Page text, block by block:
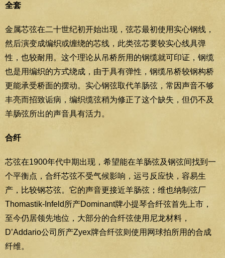
全套
金属芯弦在二十世纪初开始出现，弦芯最初使用实心钢线，
然后演变成编织或缠绕的芯线，此类弦芯要较实心线具弹
性，也较耐用。这个理论从吊桥所用的钢缆就可印证，钢缆
也是用编织的方式绕成，由于具有弹性，钢缆吊桥较钢构桥
更能承受桥面的摆动。实心钢弦取代羊肠弦，常因声音不够
丰亮而招致诟病，编织缆弦稍为修正了这个缺失，但仍不及
羊肠弦所出的声音具有活力。
合纤
芯弦在1900年代中期出现，希望能在羊肠弦及钢弦间找到一
个平衡点，合纤芯弦不受气候影响，运弓反应快，容易生
产，比较钢芯弦。它的声音更接近羊肠弦；维也纳制弦厂
Thomastik-Infeld所产Dominant牌小提琴合纤弦首先上市，
至今仍居领先地位，大部分的合纤弦使用尼龙材料，
D’Addario公司所产Zyex牌合纤弦则使用网球拍所用的合成
纤维。